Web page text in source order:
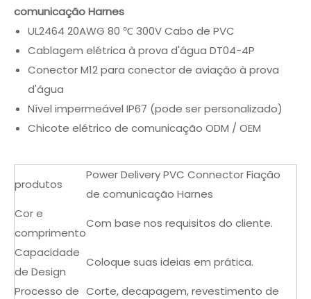
comunicação Harnes
UL2464 20AWG 80 ℃ 300V Cabo de PVC
Cablagem elétrica à prova d'água DT04-4P
Conector M12 para conector de aviação à prova
d'água
Nível impermeável IP67 (pode ser personalizado)
Chicote elétrico de comunicação ODM / OEM
produtos
Power Delivery PVC Connector Fiação
de comunicação Harnes
Cor e
comprimento
Com base nos requisitos do cliente.
Capacidade
de Design
Coloque suas ideias em prática.
Processo de Corte, decapagem, revestimento de